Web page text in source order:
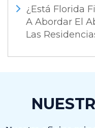
¿Está Florida
A Abordar El
Las